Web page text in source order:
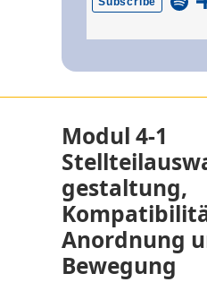
Modul 4-1
gestaltung,
Anordnung
Bewegung